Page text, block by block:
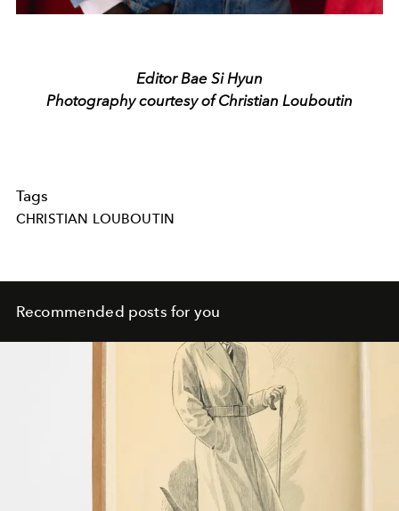
Editor Bae Si Hyun
Photography courtesy of Christian Louboutin
Tags
CHRISTIAN LOUBOUTIN
Recommended posts for you